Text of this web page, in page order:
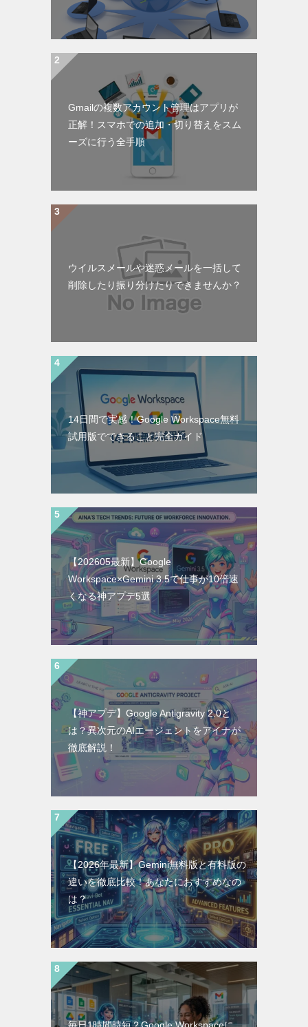
Gmailの複数アカウント管理はアプリが
正解！スマホでの追加・切り替えをスム
ーズに行う全手順
ウイルスメールや迷惑メールを一括して
削除したり振り分けたりできませんか？
14日間で実感！Google Workspace無料
試用版でできること完全ガイド
【202605最新】Google
Workspace×Gemini 3.5で仕事が10倍速
くなる神アプデ5選
【神アプデ】Google Antigravity 2.0と
は？異次元のAIエージェントをアイナが
徹底解説！
【2026年最新】Gemini無料版と有料版の
違いを徹底比較！あなたにおすすめなの
は？
毎日1時間時短？Google Workspaceに